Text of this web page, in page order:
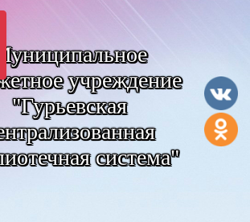
Муниципальное
учреждение
"Гурьевская
система"